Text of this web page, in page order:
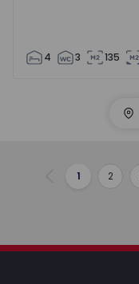
4 3 135
Précédent
1 2